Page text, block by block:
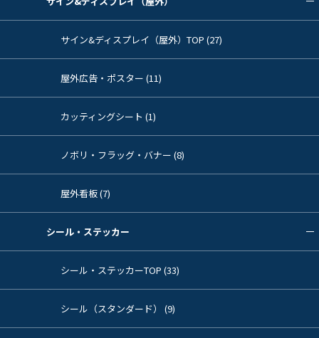
サイン&ディスプレイ（屋外）TOP (27)
屋外広告・ポスター (11)
カッティングシート (1)
ノボリ・フラッグ・バナー (8)
屋外看板 (7)
シール・ステッカー
シール・ステッカーTOP (33)
シール（スタンダード） (9)